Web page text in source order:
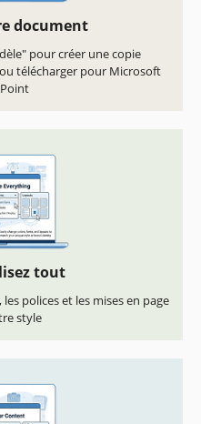
document
pour créer une copie
télécharger pour Microsoft
tout
polices et les mises en page
style